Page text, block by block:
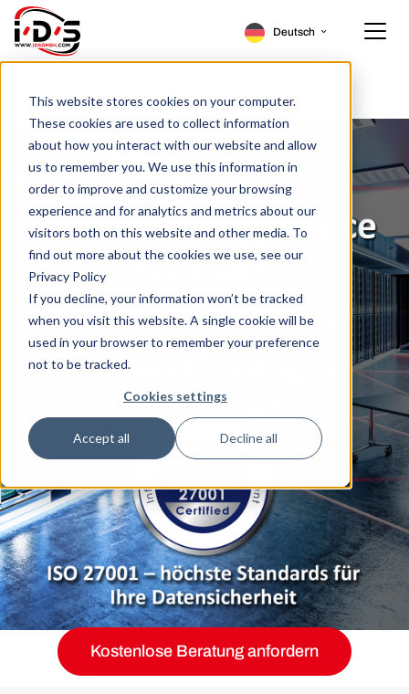
This website stores cookies on your computer.
These cookies are used to collect information
about how you interact with our website and allow
us to remember you. We use this information in
order to improve and customize your browsing
experience and for analytics and metrics about our
visitors both on this website and other media. To
find out more about the cookies we use, see our
Privacy Policy
If you decline, your information won’t be tracked
when you visit this website. A single cookie will be
used in your browser to remember your preference
not to be tracked.
Cookies settings
Accept all Decline all
Deutsch
English
Produkte
SFPs
Peplink
IT-Services
IT Wartung
IT Beratung
Managed Services
Know-how
Case Studies
News Blog
Downloads
Unternehmen
Über uns
Karriere
Kundenportal
Beratungsanfrage
Karriere
Kostenlose Beratung anfordern